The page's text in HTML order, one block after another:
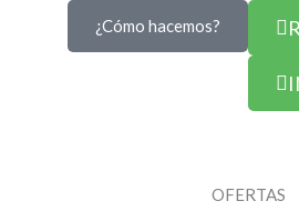
OFERTAS
¿Cómo hacemos?